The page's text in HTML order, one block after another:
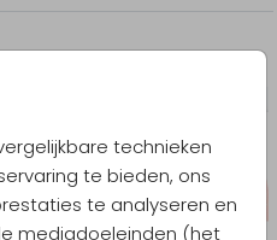
technieken
te bieden, ons
te analyseren en
mediadoeleinden (het